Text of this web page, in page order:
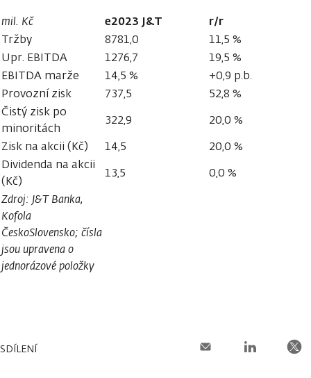
mil. Kč e2023 J&T r/r
Tržby 8781,0
11,5 %
Upr. EBITDA
1276,7
19,5 %
EBITDA marže
14,5 %
+0,9 p.b.
Provozní zisk
737,5
52,8 %
Čistý zisk po
minoritách
322,9
20,0 %
Zisk na akcii (Kč)
14,5
20,0 %
Dividenda na akcii
(Kč)
13,5
0,0 %
Zdroj: J&T Banka,
Kofola
ČeskoSlovensko; čísla
jsou upravena o
jednorázové položky
SDÍLENÍ